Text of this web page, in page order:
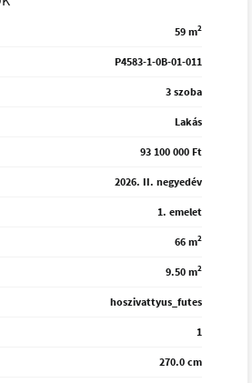
59 m2
P4583-1-0B-01-011
3 szoba
Lakás
93 100 000 Ft
2026. II. negyedév
1. emelet
66 m2
9.50 m2
hoszivattyus_futes
1
270.0 cm